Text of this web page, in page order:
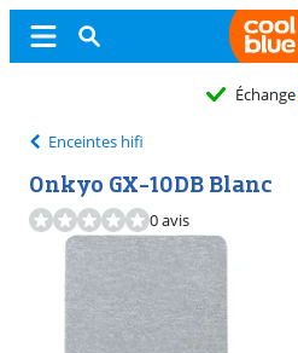
Échange
Enceintes hifi
Onkyo GX-10DB Blanc
0 avis